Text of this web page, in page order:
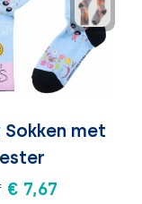
Sokken met
€ 7,67